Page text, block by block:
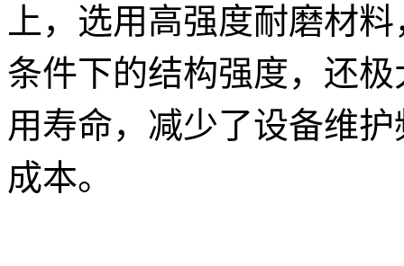
上，选用高强度耐磨材
条件下的结构强度，还
用寿命，减少了设备维
成本。